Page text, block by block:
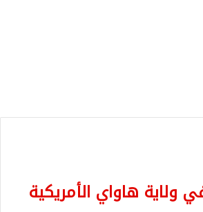
ولاية هاواي الأمريكية